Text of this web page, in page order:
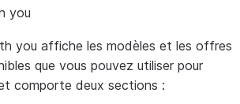
you
you affiche les modèles et les offres
que vous pouvez utiliser pour
comporte deux sections :